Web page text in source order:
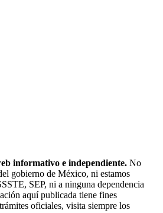
informativo e independiente. No
gobierno de México, ni estamos
SEP, ni a ninguna dependencia
aquí publicada tiene fines
oficiales, visita siempre los